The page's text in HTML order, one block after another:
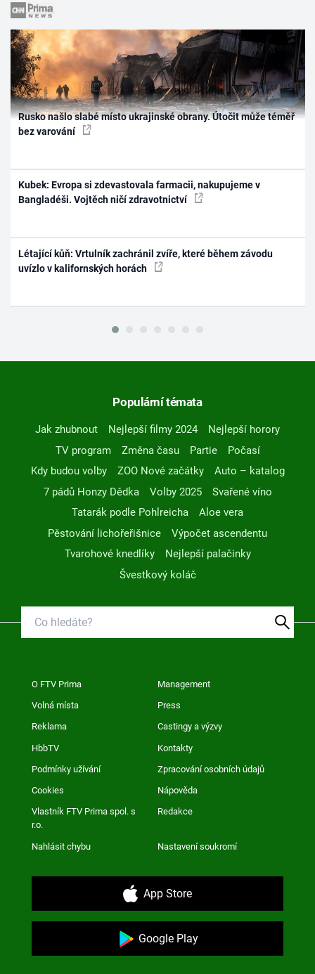
Rusko našlo slabé místo ukrajinské obrany. Útočit může téměř
bez varování
Kubek: Evropa si zdevastovala farmacii, nakupujeme v
Bangladéši. Vojtěch ničí zdravotnictví
Létající kůň: Vrtulník zachránil zvíře, které během závodu
uvízlo v kalifornských horách
Populární témata
Jak zhubnout Nejlepší filmy 2024
Nejlepší horory
TV program
Změna času Partie
Počasí
Kdy budou volby
ZOO Nové začátky
Auto – katalog
7 pádů Honzy Dědka
Volby 2025
Svařené víno
Tatarák podle Pohlreicha
Aloe vera
Pěstování lichořeřišnice
Výpočet ascendentu
Tvarohové knedlíky
Nejlepší palačinky
Švestkový koláč
O FTV Prima Management
Volná místa Press
Reklama Castingy a výzvy
HbbTV Kontakty
Podmínky užívání Zpracování osobních údajů
Cookies Nápověda
Vlastník FTV Prima spol. s
r.o.
Redakce
Nahlásit chybu Nastavení soukromí
App Store
Google Play